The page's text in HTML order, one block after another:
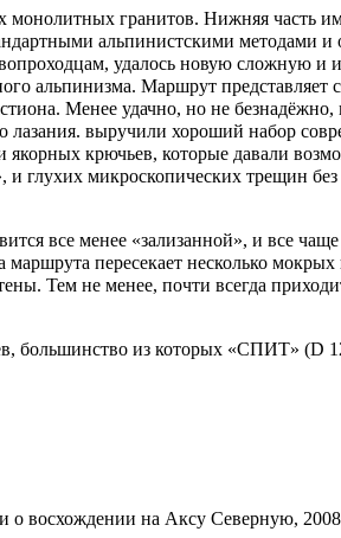
гранитов. Нижняя часть
альпинистскими методами и
удалось новую сложную и
альпинизма. Маршрут
Менее удачно, но не
лазания. выручили хороший набор
якорных крючьев, которые давали
глухих микроскопических трещин
все менее «зализанной», и все
пересекает несколько
Тем не менее, почти всегда
большинство из которых «СПИТ» (D
о восхождении на Аксу Северную, 2008